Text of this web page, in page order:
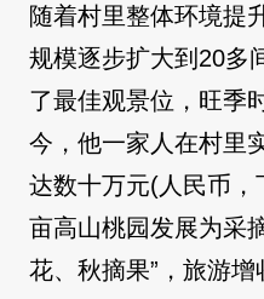
随着村里整体环境提
规模逐步扩大到20多
了最佳观景位，旺季
今，他一家人在村里
达数十万元(人民币，
亩高山桃园发展为采
花、秋摘果”，旅游增